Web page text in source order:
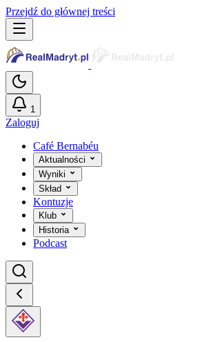
Przejdź do głównej treści
1
Zaloguj
Café Bernabéu
Aktualności
Wyniki
Skład
Kontuzje
Klub
Historia
Podcast